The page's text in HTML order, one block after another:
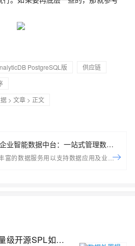
PostgreSQL版
供应链
> 文章 > 正文
业智能数据中台：一站式管理数据
富的数据服务用以支持数据应用及业务场
数据外置提速革命：轻量级开源SPL如何用文件存储实现MPP级性能？